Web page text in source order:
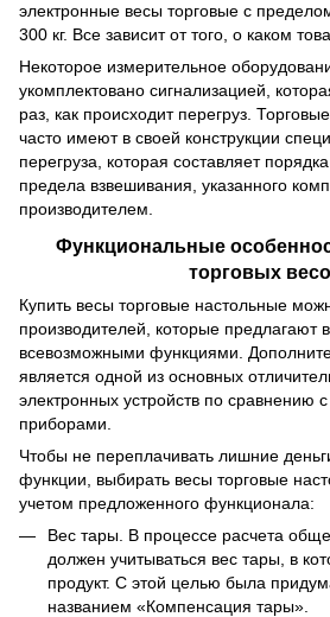
электронные весы торговые с
300 кг. Все зависит от того, о каком
Некоторое измерительное
укомплектовано сигнализацией,
раз, как происходит перегруз.
часто имеют в своей конструкции
перегруза, которая составляет
предела взвешивания, указанного
производителем.
Функциональные
торговых
Купить весы торговые настольные
производителей, которые предлагают
всевозможными функциями.
является одной из основных
электронных устройств по сравнению
приборами.
Чтобы не переплачивать лишние
функции, выбирать весы торговые
учетом предложенного функционала:
Вес тары. В процессе расчета
должен учитываться вес тары, в
продукт. С этой целью была
названием «Компенсация тары».